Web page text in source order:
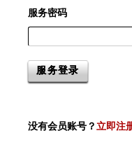
服务密码
没有会员账号？立即注